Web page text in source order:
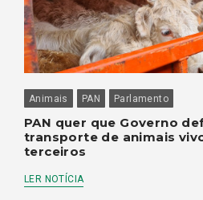
Animais PAN Parlamento
PAN quer que Governo
transporte de animais
terceiros
LER NOTÍCIA